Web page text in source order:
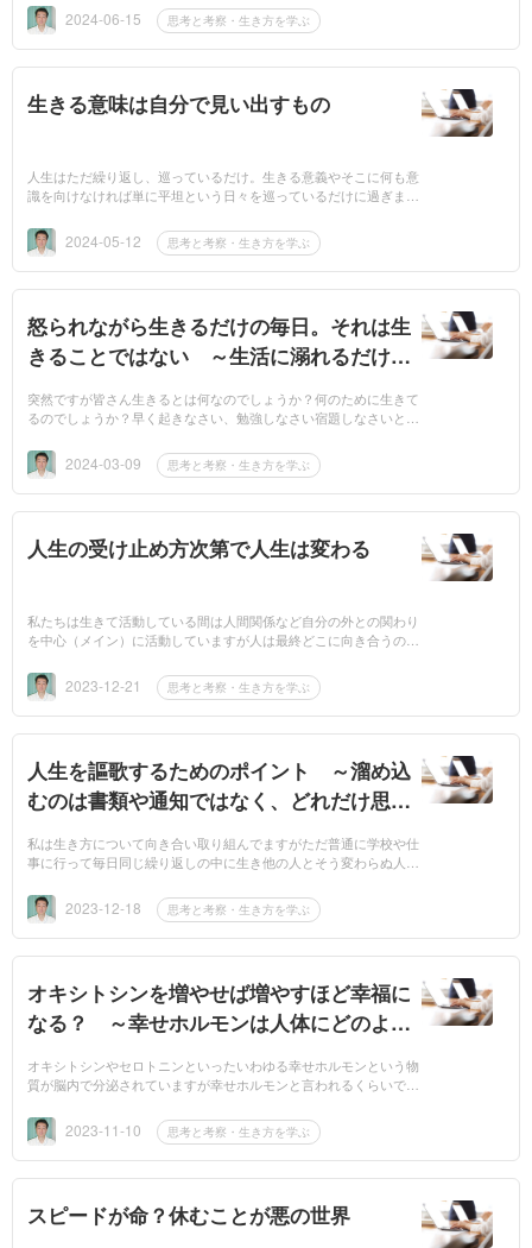
そしたら私...2024-06-15 思考と考察・生き方を学ぶ
生きる意味は自分で見い出すもの
人生はただ繰り返し、巡っているだけ。生きる意義やそこに何も意
識を向けなければ単に平坦という日々を巡っているだけに過ぎませ
分と周りと...2024-05-12 思考と考察・生き方を学ぶ
怒られながら生きるだけの毎日。それは生
きることではない ～生活に溺れるだけの
突然ですが皆さん生きるとは何なのでしょうか？何のために生きて
るのでしょうか？早く起きなさい、勉強しなさい宿題しなさいと毎
気を揉みなが...
2024-03-09 思考と考察・生き方を学ぶ
人生の受け止め方次第で人生は変わる
私たちは生きて活動している間は人間関係など自分の外との関わり
を中心（メイン）に活動していますが人は最終どこに向き合うのか
ている内は良...
2023-12-21 思考と考察・生き方を学ぶ
人生を謳歌するためのポイント ～溜め込
むのは書類や通知ではなく、どれだけ思い
私は生き方について向き合い取り組んでますがただ普通に学校や仕
事に行って毎日同じ繰り返しの中に生き他の人とそう変わらぬ人
ドラマのよう...
2023-12-18 思考と考察・生き方を学ぶ
オキシトシンを増やせば増やすほど幸福に
なる？ ～幸せホルモンは人体にどのよう
オキシトシンやセロトニンといったいわゆる幸せホルモンという物
質が脳内で分泌されていますが幸せホルモンと言われるくらいです
際幸福感に包...
2023-11-10 思考と考察・生き方を学ぶ
スピードが命？休むことが悪の世界